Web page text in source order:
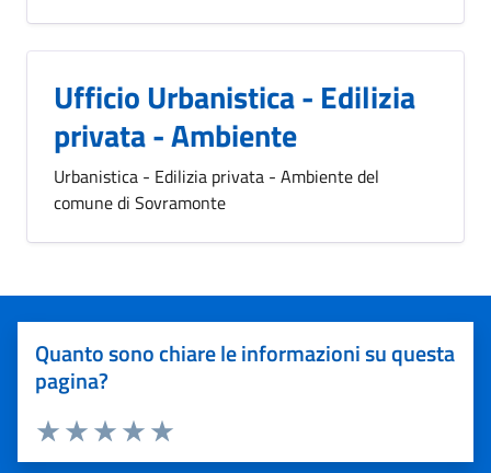
Ufficio Urbanistica - Edilizia
privata - Ambiente
Urbanistica - Edilizia privata - Ambiente del
comune di Sovramonte
Quanto sono chiare le informazioni su questa
pagina?
Valuta 5 stelle su 5
Valuta 4 stelle su 5
Valuta 3 stelle su 5
Valuta 2 stelle su 5
Valuta 1 stelle su 5